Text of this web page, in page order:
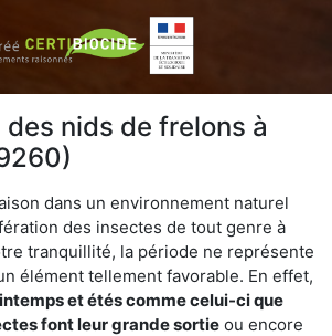
nids de frelons à
dans un environnement naturel
des insectes de tout genre à
tranquillité, la période ne représente
élément tellement favorable. En effet,
et étés comme celui-ci que
font leur grande sortie ou encore